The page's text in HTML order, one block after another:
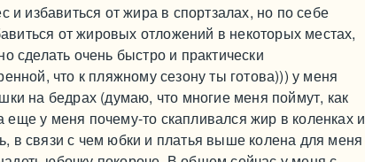
и избавиться от жира в спортзалах, но по себе
от жировых отложений в некоторых местах,
очень быстро и практически
что к пляжному сезону ты готова))) у меня
на бедрах (думаю, что многие меня поймут, как
еще у меня почему-то скапливался жир в коленках и
в связи с чем юбки и платья выше колена для меня